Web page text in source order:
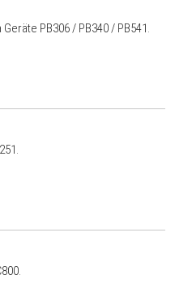
PB306 / PB340 / PB541.